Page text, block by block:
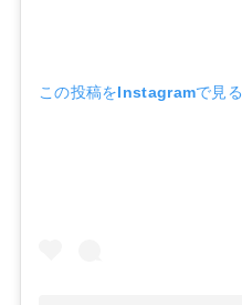
この投稿をInstagramで見る